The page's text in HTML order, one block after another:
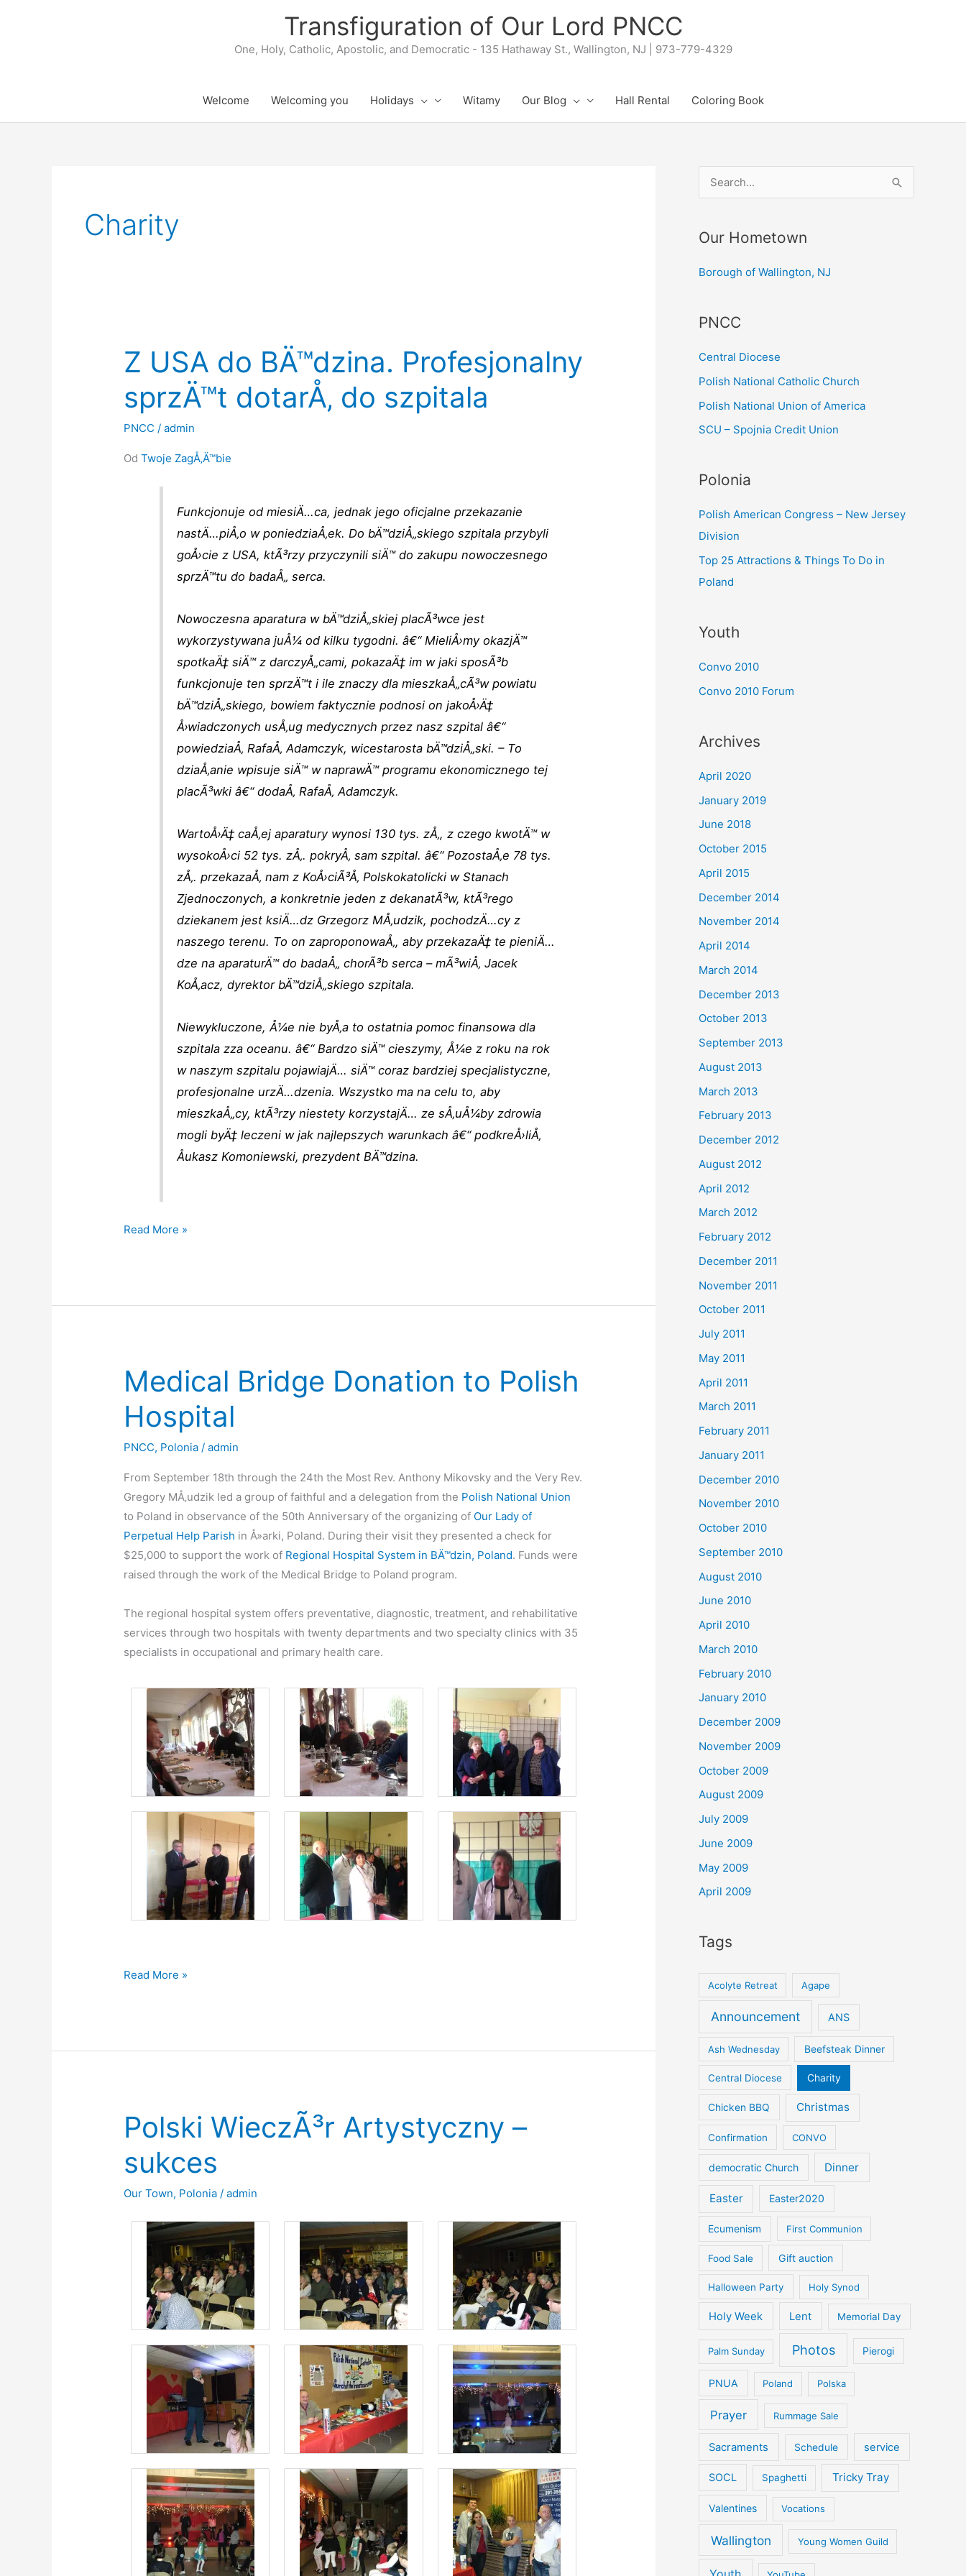
Transfiguration of Our Lord PNCC
One, Holy, Catholic, Apostolic, and Democratic - 135 Hathaway St., Wallington, NJ | 973-779-4329
Welcome Welcoming you Holidays Witamy Our Blog Hall Rental Coloring Book
Charity
Z USA do BÄ™dzina. Profesjonalny
sprzÄ™t dotarÅ‚ do szpitala
PNCC /admin
OdTwoje ZagÅ‚Ä™bie
Funkcjonuje od miesiÄ…ca, jednak jego oficjalne przekazanie
nastÄ…piÅ‚o w poniedziaÅ‚ek. Do bÄ™dziÅ„skiego szpitala przybyli
goÅ›cie z USA, ktÃ³rzy przyczynili siÄ™ do zakupu nowoczesnego
sprzÄ™tu do badaÅ„ serca.
Nowoczesna aparatura w bÄ™dziÅ„skiej placÃ³wce jest
wykorzystywana juÅ¼ od kilku tygodni. â€“ MieliÅ›my okazjÄ™
spotkaÄ‡ siÄ™ z darczyÅ„cami, pokazaÄ‡ im w jaki sposÃ³b
funkcjonuje ten sprzÄ™t i ile znaczy dla mieszkaÅ„cÃ³w powiatu
bÄ™dziÅ„skiego, bowiem faktycznie podnosi on jakoÅ›Ä‡
Å›wiadczonych usÅ‚ug medycznych przez nasz szpital â€“
powiedziaÅ‚ RafaÅ‚ Adamczyk, wicestarosta bÄ™dziÅ„ski. – To
dziaÅ‚anie wpisuje siÄ™ w naprawÄ™ programu ekonomicznego tej
placÃ³wki â€“ dodaÅ‚ RafaÅ‚ Adamczyk.
WartoÅ›Ä‡ caÅ‚ej aparatury wynosi 130 tys. zÅ‚, z czego kwotÄ™ w
wysokoÅ›ci 52 tys. zÅ‚. pokryÅ‚ sam szpital. â€“ PozostaÅ‚e 78 tys.
zÅ‚. przekazaÅ‚ nam z KoÅ›ciÃ³Å‚ Polskokatolicki w Stanach
Zjednoczonych, a konkretnie jeden z dekanatÃ³w, ktÃ³rego
dziekanem jest ksiÄ…dz Grzegorz MÅ‚udzik, pochodzÄ…cy z
naszego terenu. To on zaproponowaÅ‚, aby przekazaÄ‡ te pieniÄ…
dze na aparaturÄ™ do badaÅ„ chorÃ³b serca – mÃ³wiÅ‚ Jacek
KoÅ‚acz, dyrektor bÄ™dziÅ„skiego szpitala.
Niewykluczone, Å¼e nie byÅ‚a to ostatnia pomoc finansowa dla
szpitala zza oceanu. â€“ Bardzo siÄ™ cieszymy, Å¼e z roku na rok
w naszym szpitalu pojawiajÄ… siÄ™ coraz bardziej specjalistyczne,
profesjonalne urzÄ…dzenia. Wszystko ma na celu to, aby
mieszkaÅ„cy, ktÃ³rzy niestety korzystajÄ… ze sÅ‚uÅ¼by zdrowia
mogli byÄ‡ leczeni w jak najlepszych warunkach â€“ podkreÅ›liÅ‚
Åukasz Komoniewski, prezydent BÄ™dzina.
Z
Profesjonalny
szpitala
Read More »
Medical Bridge Donation to Polish
Hospital
PNCC, Polonia /admin
From September 18th through the 24th the Most Rev. Anthony Mikovsky and the Very Rev.
Gregory MÅ‚udzik led a group of faithful and a delegation from the Polish National Union
to Poland in observance of the 50th Anniversary of the organizing of Our Lady of
Perpetual Help Parish in Å»arki, Poland. During their visit they presented a check for
$25,000 to support the work of Regional Hospital System in BÄ™dzin, Poland. Funds were
raised through the work of the Medical Bridge to Poland program.
The regional hospital system offers preventative, diagnostic, treatment, and rehabilitative
services through two hospitals with twenty departments and two specialty clinics with 35
specialists in occupational and primary health care.
Medical
Polish
Read More »
Polski WieczÃ³r Artystyczny –
sukces
Our Town, Polonia /admin
e
r
o
Our Hometown
Borough of Wallington, NJ
PNCC
Central Diocese
Polish National Catholic Church
Polish National Union of America
SCU – Spojnia Credit Union
Polonia
Polish American Congress – New Jersey
Division
Top 25 Attractions & Things To Do in
Poland
Youth
Convo 2010
Convo 2010 Forum
Archives
April 2020
January 2019
June 2018
October 2015
April 2015
December 2014
November 2014
April 2014
March 2014
December 2013
October 2013
September 2013
August 2013
March 2013
February 2013
December 2012
August 2012
April 2012
March 2012
February 2012
December 2011
November 2011
October 2011
July 2011
May 2011
April 2011
March 2011
February 2011
January 2011
December 2010
November 2010
October 2010
September 2010
August 2010
June 2010
April 2010
March 2010
February 2010
January 2010
December 2009
November 2009
October 2009
August 2009
July 2009
June 2009
May 2009
April 2009
Tags
Acolyte Retreat Agape
Announcement ANS
Ash Wednesday Beefsteak Dinner
Central Diocese Charity
Chicken BBQ Christmas
Confirmation CONVO
democratic Church Dinner
Easter Easter2020
Ecumenism First Communion
Food Sale Gift auction
Halloween Party Holy Synod
Holy Week Lent Memorial Day
Palm Sunday Photos Pierogi
PNUA Poland Polska
Prayer Rummage Sale
Sacraments Schedule service
SOCL Spaghetti Tricky Tray
Valentines Vocations
Wallington Young Women Guild